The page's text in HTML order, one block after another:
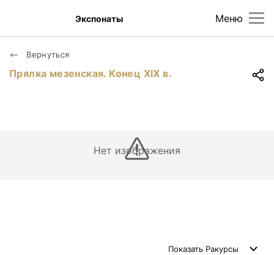
Меню
Экспонаты
Вернуться
Прялка мезенская. Конец XIX в.
Нет изображения
Показать Ракурсы